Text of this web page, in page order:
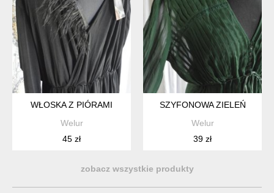
WŁOSKA Z PIÓRAMI
Welur
45 zł
SZYFONOWA ZIELEŃ
Welur
39 zł
zobacz wszystkie produkty